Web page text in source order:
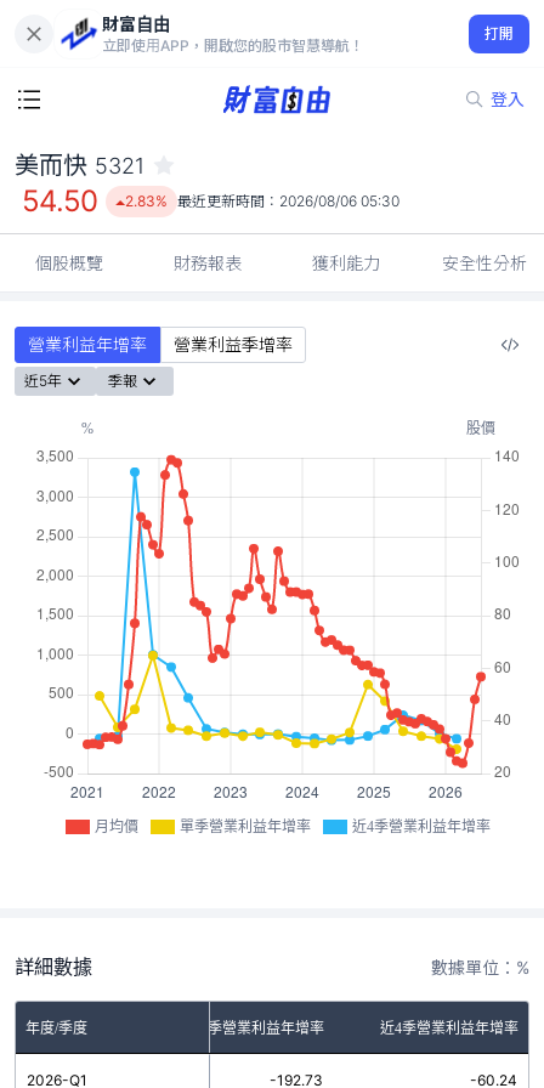
財富自由
立即使用APP，開啟您的股市智慧導航！
打開
登入
54.50
2.83%
美而快 5321
54.50 2.83% 最近更新時間： 2026/08/06 05:30
個股概覽 財務報表 獲利能力 安全性分析
營業利益年增率 營業利益季增率
近5年 季報
月均價 單季營業利益年增率 近4季營業利益年增率
詳細數據 數據單位：%
年度/季度 單季營業利益年增率 近4季營業利益年增率
2026-Q1 -192.73 -60.24